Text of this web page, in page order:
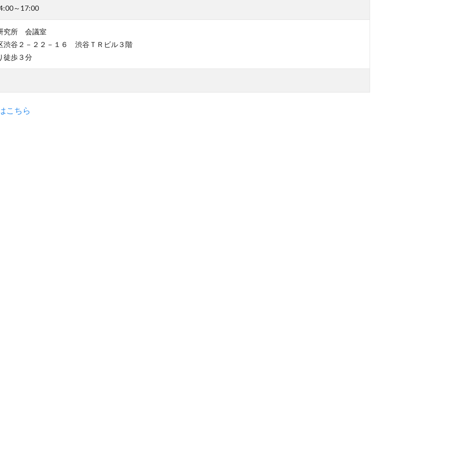
～17:00
究所 会議室
渋谷２－２２－１６ 渋谷ＴＲビル３階
徒歩３分
こちら